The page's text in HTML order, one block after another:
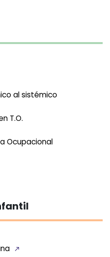
al sistémico
T.O.
Ocupacional